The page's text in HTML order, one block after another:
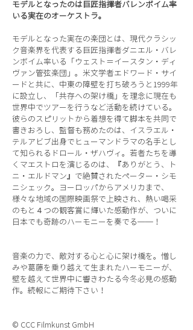
モデルとなったのは巨匠指揮者バレンボイム率
いる実在のオーケストラ。
モデルとなった実在の楽団とは、現代クラシッ
ク音楽界を代表する巨匠指揮者ダニエル・バレ
ンボイム率いる「ウェスト＝イースタン・ディ
ヴァン管弦楽団」。米文学者エドワード・サイ
ードと共に、中東の障壁を打ち破ろうと1999年
に設立し、「共存への架け橋」を理念に現在も
世界中でツアーを行うなど活動を続けている。
彼らのスピリットから着想を得て脚本を共同で
書きおろし、監督も務めたのは、イスラエル・
テルアビブ出身でヒューマンドラマの名手とし
て知られるドロール・ザハヴィ。若者たちを導
くマエストロを演じるのは、『ありがとう、ト
ニ・エルドマン』で絶賛されたペーター・シモ
ニシェック。ヨーロッパからアメリカまで、
様々な地域の国際映画祭で上映され、熱い喝采
のもと４つの観客賞に輝いた感動作が、ついに
日本でも奇跡のハーモニーを奏でる──！
音楽の力で、敵対する心と心に架け橋を。憎し
みや葛藤を乗り越えて生まれたハーモニーが、
壁を越えて世界中に響きわたる今冬必見の感動
作。続報にご期待下さい！
© CCC Filmkunst GmbH